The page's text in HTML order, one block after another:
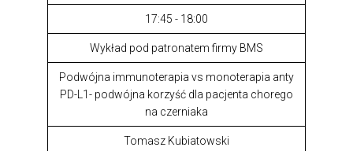
17:45 - 18:00
Wykład pod patronatem firmy BMS
Podwójna immunoterapia vs monoterapia anty
PD-L1- podwójna korzyść dla pacjenta chorego
na czerniaka
Tomasz Kubiatowski